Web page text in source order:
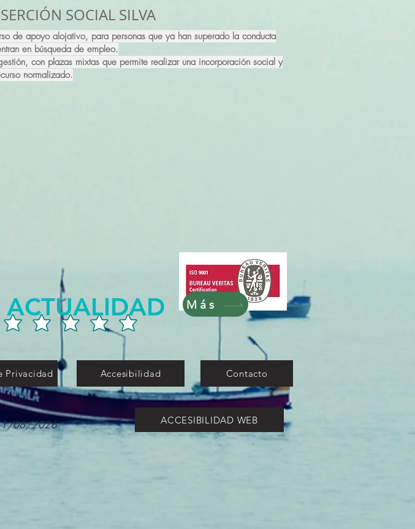
SOCIAL SILVA
de apoyo alojativo, para personas que ya han superado la conducta
en búsqueda de empleo.
con plazas mixtas que permite realizar una incorporación social y
normalizado.
ACTUALIDAD Más
Privacidad Accesibilidad Contacto
06/2026 ACCESIBILIDAD WEB